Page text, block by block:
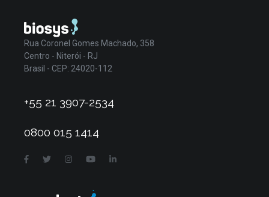
Rua Coronel Gomes Machado, 358
Centro - Niterói - RJ
Brasil - CEP: 24020-112
+55 21 3907-2534
0800 015 1414